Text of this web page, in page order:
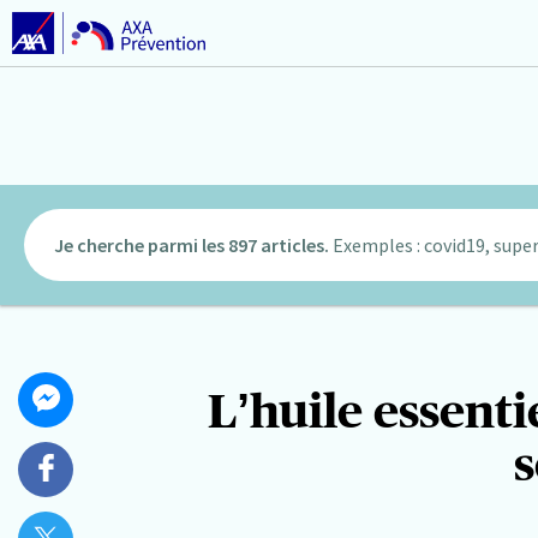
Je cherche parmi les 897 articles. Exemples : covid19,
L’huile
Partager
cet
article
Partager
sur
Messenger
Partager
sur